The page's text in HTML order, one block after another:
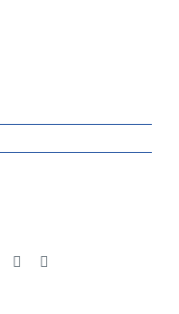
LinkedInPinterest